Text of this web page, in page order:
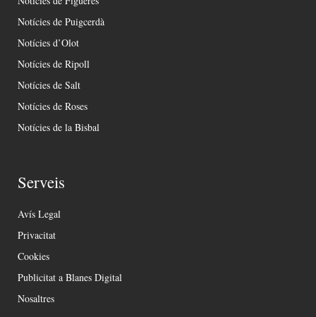
Notícies de Puigcerdà
Notícies d’Olot
Notícies de Ripoll
Notícies de Salt
Notícies de Roses
Notícies de la Bisbal
Serveis
Avís Legal
Privacitat
Cookies
Publicitat a Blanes Digital
Nosaltres